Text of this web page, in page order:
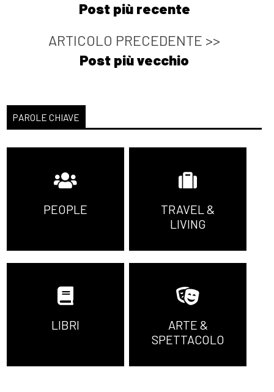
Post più recente
ARTICOLO PRECEDENTE >>
Post più vecchio
PAROLE CHIAVE
PEOPLE
TRAVEL &
LIVING
LIBRI
ARTE &
SPETTACOLO